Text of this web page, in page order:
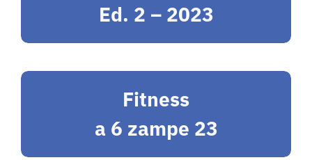
Ed. 2 – 2023
Fitness
a 6 zampe 23